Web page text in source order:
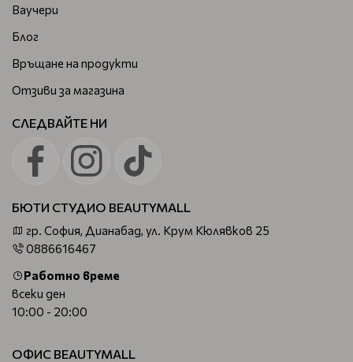
Ваучери
Блог
Връщане на продукти
Отзиви за магазина
СЛЕДВАЙТЕ НИ
БЮТИ СТУДИО BEAUTYMALL
гр. София, Дианабад, ул. Крум Кюлявков 25
0886616467
Работно време
всеки ден
10:00 - 20:00
ОФИС BEAUTYMALL